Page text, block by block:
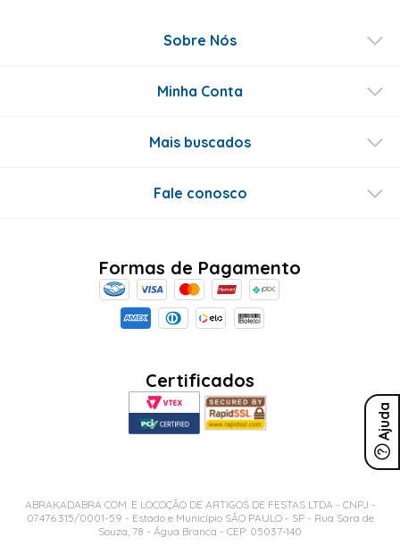
Ajuda
Sobre Nós
Minha Conta
Mais buscados
Fale conosco
Formas de Pagamento
Certificados
ABRAKADABRA COM. E LOCOÇÃO DE ARTIGOS DE FESTAS LTDA - CNPJ -
07.476.315/0001-59 - Estado e Município SÃO PAULO - SP - Rua Sara de
Souza, 78 - Água Branca - CEP: 05037-140